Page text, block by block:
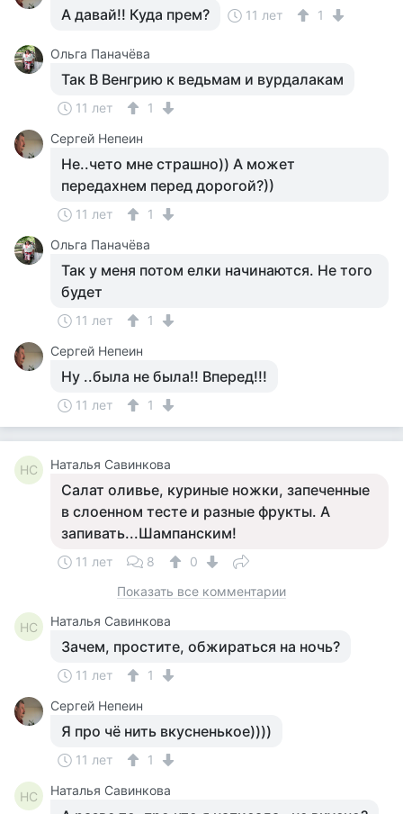
А давай!! Куда прем? 11 лет 1
Ольга Паначёва
Так В Венгрию к ведьмам и вурдалакам
11 лет
1
Сергей Непеин
Не..чето мне страшно)) А может
передахнем перед дорогой?))
11 лет
1
Ольга Паначёва
Так у меня потом елки начинаются. Не того
будет
11 лет
1
Сергей Непеин
Ну ..была не была!! Вперед!!!
11 лет 1
НС Наталья Савинкова
Салат оливье, куриные ножки, запеченные
в слоенном тесте и разные фрукты. А
запивать...Шампанским!
11 лет 8
0
Показать все комментарии
НС Наталья Савинкова
Зачем, простите, обжираться на ночь?
11 лет
1
Сергей Непеин
Я про чё нить вкусненькое))))
11 лет 1
НС Наталья Савинкова